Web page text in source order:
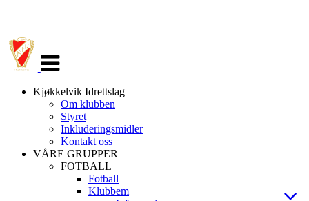
navigasjon
Kjøkkelvik Idrettslag
Om klubben
Styret
Inkluderingsmidler
Kontakt oss
VÅRE GRUPPER
FOTBALL
Fotball
Klubbem